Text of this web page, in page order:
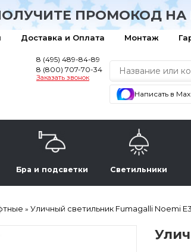
ПРОМОКОД НА
Доставка и Оплата Монтаж
8 (495) 489-84-89
8 (800) 707-70-34
Заказать звонок
Написать в Max
Бра и подсветки Светильники
» Уличный светильник Fumagalli Noemi